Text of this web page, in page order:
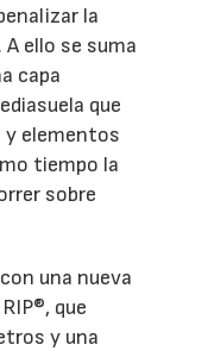
la
ello se suma
capa
que
y elementos
tiempo la
sobre
una nueva
que
y una